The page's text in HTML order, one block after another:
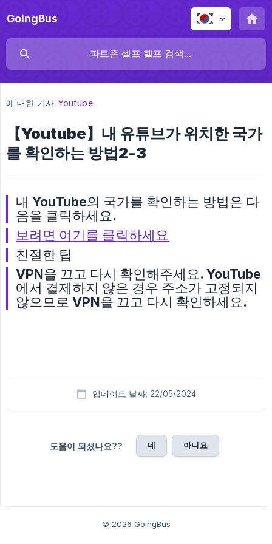
GoingBus
에 대한 기사: Youtube
【Youtube】내 유튜브가 위치한 국가
를 확인하는 방법2-3
내 YouTube의 국가를 확인하는 방법은 다
음을 클릭하세요.
보려면 여기를 클릭하세요
친절한 팁
VPN을 끄고 다시 확인해주세요. YouTube
에서 결제하지 않은 경우 주소가 고정되지
않으므로 VPN을 끄고 다시 확인하세요.
업데이트 날짜: 22/05/2024
도움이 되셨나요?? 네 아니요
© 2026 GoingBus